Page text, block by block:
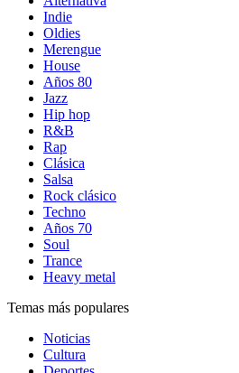
Indie
Oldies
Merengue
House
Años 80
Jazz
Hip hop
R&B
Rap
Clásica
Salsa
Rock clásico
Techno
Años 70
Soul
Trance
Heavy metal
Temas más populares
Noticias
Cultura